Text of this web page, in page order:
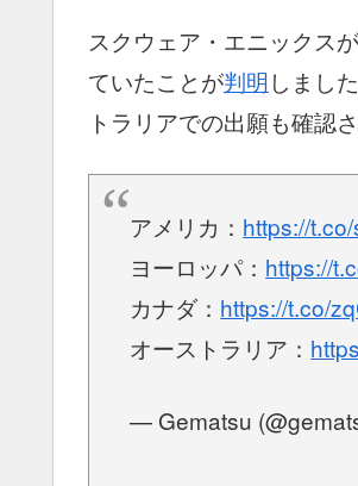
スクウェア・エニックス
ていたことが判明しまし
トラリアでの出願も確認
アメリカ： https://
ヨーロッパ： https://
カナダ： https://t.co/
オーストラリア：
— Gematsu